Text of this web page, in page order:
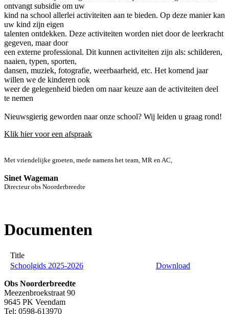
ontvangt subsidie om uw
kind na school allerlei activiteiten aan te bieden. Op deze manier kan
uw kind zijn eigen
talenten ontdekken. Deze activiteiten worden niet door de leerkracht
gegeven, maar door
een externe professional. Dit kunnen activiteiten zijn als: schilderen,
naaien, typen, sporten,
dansen, muziek, fotografie, weerbaarheid, etc. Het komend jaar
willen we de kinderen ook
weer de gelegenheid bieden om naar keuze aan de activiteiten deel
te nemen
Nieuwsgierig geworden naar onze school? Wij leiden u graag rond!
Klik hier voor een afspraak
Met vriendelijke groeten, mede namens het team, MR en AC,
Sinet Wageman
Directeur obs Noorderbreedte
Documenten
Title
Schoolgids 2025-2026
Download
Obs Noorderbreedte
Meezenbroekstraat 90
9645 PK Veendam
Tel: 0598-613970